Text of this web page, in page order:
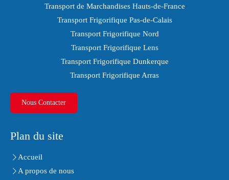
Transport de Marchandises Hauts-de-France
Transport Frigorifique Pas-de-Calais
Transport Frigorifique Nord
Transport Frigorifique Lens
Transport Frigorifique Dunkerque
Transport Frigorifique Arras
Nous Contacter
Plan du site
Accueil
A propos de nous